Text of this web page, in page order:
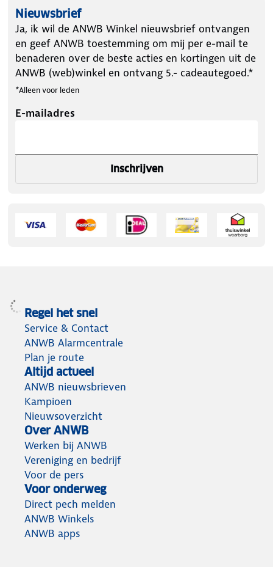
Nieuwsbrief
Ja, ik wil de ANWB Winkel nieuwsbrief ontvangen
en geef ANWB toestemming om mij per e-mail te
benaderen over de beste acties en kortingen uit de
ANWB (web)winkel en ontvang 5.- cadeautegoed.*
*Alleen voor leden
E-mailadres
Inschrijven
Regel het snel
Service & Contact
ANWB Alarmcentrale
Plan je route
Altijd actueel
ANWB nieuwsbrieven
Kampioen
Nieuwsoverzicht
Over ANWB
Werken bij ANWB
Vereniging en bedrijf
Voor de pers
Voor onderweg
Direct pech melden
ANWB Winkels
ANWB apps